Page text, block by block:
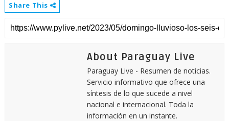
Share This
About Paraguay Live
Paraguay Live - Resumen de noticias.
Servicio informativo que ofrece una
síntesis de lo que sucede a nivel
nacional e internacional. Toda la
información en un instante.